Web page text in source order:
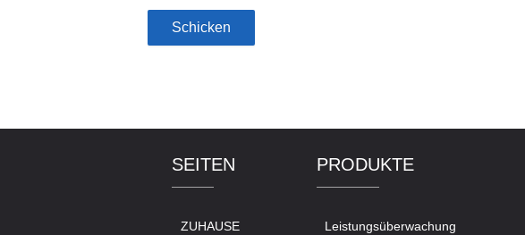
Schicken
SEITEN
ZUHAUSE
PRODUKTE
Leistungsüberwachung